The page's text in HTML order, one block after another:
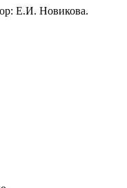
Е.И. Новикова.